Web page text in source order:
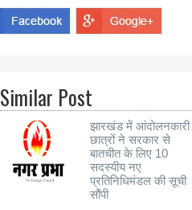
Similar Post
झारखंड में आंदोलनकारी
छात्रों ने सरकार से
बातचीत के लिए 10
सदस्यीय नए
प्रतिनिधिमंडल की सूची
सौंपी